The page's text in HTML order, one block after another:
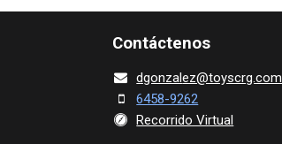
Contácte​nos
dgonza​lez@toy​scrg.c​o​m
6458-9262
Recorrido Virtual